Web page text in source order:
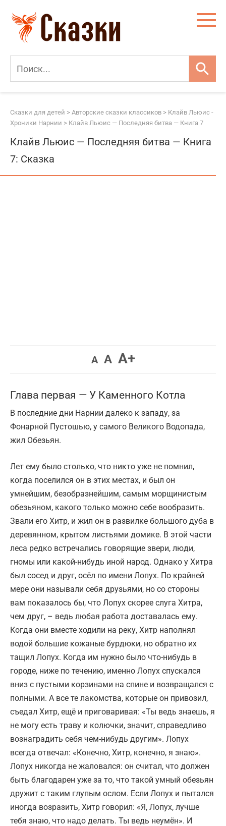
контенту
Сказки для детей > Авторские сказки классиков > Клайв Льюис -
Хроники Нарнии > Клайв Льюис — Последняя битва — Книга 7
Клайв Льюис — Последняя битва — Книга
7: Сказка
AУменьшить
AВернуть
A+Увеличить
Глава первая — У Каменного Котла
В последние дни Нарнии далеко к западу, за
Фонарной Пустошью, у самого Великого Водопада,
жил Обезьян.
Лет ему было столько, что никто уже не помнил,
когда поселился он в этих местах, и был он
умнейшим, безобразнейшим, самым морщинистым
обезьяном, какого только можно себе вообразить.
Звали его Хитр, и жил он в развилке большого дуба в
деревянном, крытом листьями домике. В этой части
леса редко встречались говорящие звери, люди,
гномы или какой-нибудь иной народ. Однако у Хитра
был сосед и друг, осёл по имени Лопух. По крайней
мере они называли себя друзьями, но со стороны
вам показалось бы, что Лопух скорее слуга Хитра,
чем друг, – ведь любая работа доставалась ему.
Когда они вместе ходили на реку, Хитр наполнял
водой большие кожаные бурдюки, но обратно их
тащил Лопух. Когда им нужно было что-нибудь в
городе, ниже по течению, именно Лопух спускался
вниз с пустыми корзинами на спине и возвращался с
полными. А все те лакомства, которые он привозил,
съедал Хитр, ещё и приговаривая: «Ты ведь знаешь, я
не могу есть траву и колючки, значит, справедливо
вознаградить себя чем-нибудь другим». Лопух
всегда отвечал: «Конечно, Хитр, конечно, я знаю».
Лопух никогда не жаловался: он считал, что должен
быть благодарен уже за то, что такой умный обезьян
дружит с таким глупым ослом. Если Лопух и пытался
иногда возразить, Хитр говорил: «Я, Лопух, лучше
тебя знаю, что надо делать. Ты ведь неумён». И